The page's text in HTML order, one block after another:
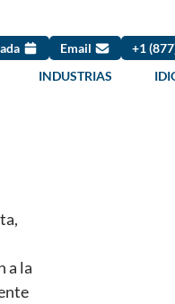
Email +1
INDUSTRIAS
a la